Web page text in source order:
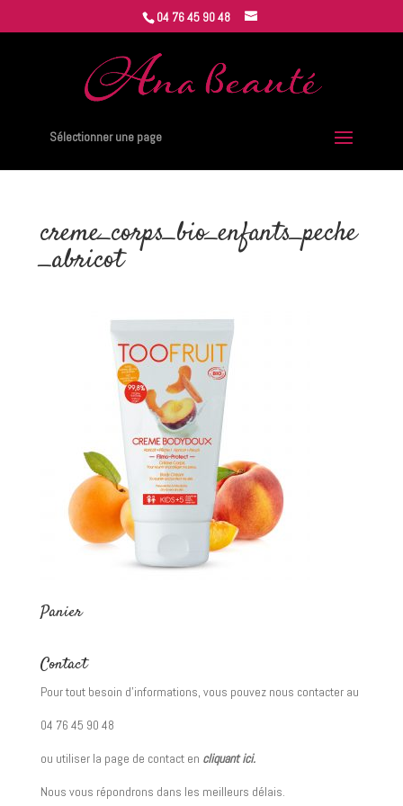
04 76 45 90 48
Sélectionner une page
creme_corps_bio_enfants_peche
_abricot
Panier
Contact
Pour tout besoin d’informations, vous pouvez nous contacter au
04 76 45 90 48
ou utiliser la page de contact en cliquant ici.
Nous vous répondrons dans les meilleurs délais.